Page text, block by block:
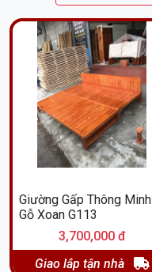
Giường Gấp Thông Minh
Gỗ Xoan G113
3,700,000 đ
Giao lắp tận nhà